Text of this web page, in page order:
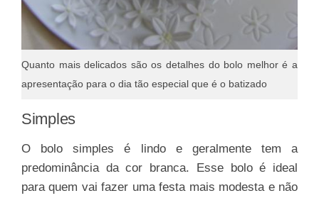
Quanto mais delicados são os detalhes do bolo melhor é a
apresentação para o dia tão especial que é o batizado
Simples
O bolo simples é lindo e geralmente tem a
predominância da cor branca. Esse bolo é ideal
para quem vai fazer uma festa mais modesta e não